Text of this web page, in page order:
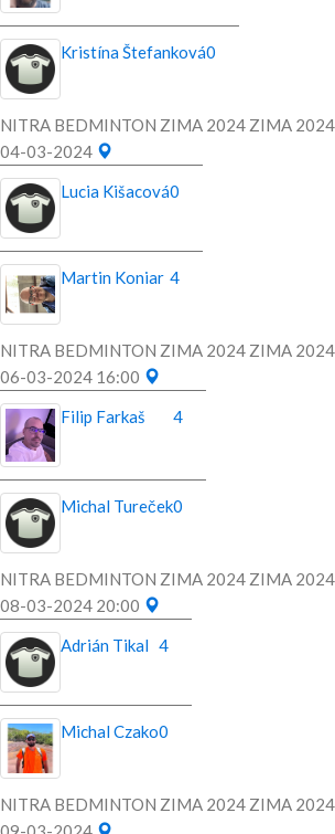
Kristína Štefanková0
NITRA BEDMINTON ZIMA 2024 ZIMA 2024
04-03-2024
Lucia Kišacová0
Martin Koniar 4
NITRA BEDMINTON ZIMA 2024 ZIMA 2024
06-03-2024 16:00
Filip Farkaš
4
Michal Tureček0
NITRA BEDMINTON ZIMA 2024 ZIMA 2024
08-03-2024 20:00
Adrián Tikal 4
Michal Czako0
NITRA BEDMINTON ZIMA 2024 ZIMA 2024